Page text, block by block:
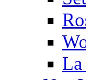
La